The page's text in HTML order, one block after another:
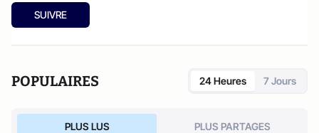
SUIVRE
POPULAIRES 24 Heures 7 Jours
PLUS LUS PLUS PARTAGES